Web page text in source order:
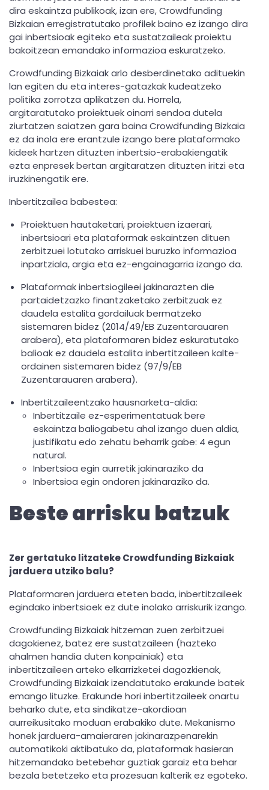
dira eskaintza publikoak, izan ere, Crowdfunding
Bizkaian erregistratutako profilek baino ez izango dira
gai inbertsioak egiteko eta sustatzaileak proiektu
bakoitzean emandako informazioa eskuratzeko.
Crowdfunding Bizkaiak arlo desberdinetako adituekin
lan egiten du eta interes-gatazkak kudeatzeko
politika zorrotza aplikatzen du. Horrela,
argitaratutako proiektuek oinarri sendoa dutela
ziurtatzen saiatzen gara baina Crowdfunding Bizkaia
ez da inola ere erantzule izango bere plataformako
kideek hartzen dituzten inbertsio-erabakiengatik
ezta enpresek bertan argitaratzen dituzten iritzi eta
iruzkinengatik ere.
Inbertitzailea babestea:
Proiektuen hautaketari, proiektuen izaerari,
inbertsioari eta plataformak eskaintzen dituen
zerbitzuei lotutako arriskuei buruzko informazioa
inpartziala, argia eta ez-engainagarria izango da.
Plataformak inbertsiogileei jakinarazten die
partaidetzazko finantzaketako zerbitzuak ez
daudela estalita gordailuak bermatzeko
sistemaren bidez (2014/49/EB Zuzentarauaren
arabera), eta plataformaren bidez eskuratutako
balioak ez daudela estalita inbertitzaileen kalte-
ordainen sistemaren bidez (97/9/EB
Zuzentarauaren arabera).
Inbertitzaileentzako hausnarketa-aldia:
Inbertitzaile ez-esperimentatuak bere
eskaintza baliogabetu ahal izango duen aldia,
justifikatu edo zehatu beharrik gabe: 4 egun
natural.
Inbertsioa egin aurretik jakinaraziko da
Inbertsioa egin ondoren jakinaraziko da.
Beste arrisku batzuk
Zer gertatuko litzateke Crowdfunding Bizkaiak
jarduera utziko balu?
Plataformaren jarduera eteten bada, inbertitzaileek
egindako inbertsioek ez dute inolako arriskurik izango.
Crowdfunding Bizkaiak hitzeman zuen zerbitzuei
dagokienez, batez ere sustatzaileen (hazteko
ahalmen handia duten konpainiak) eta
inbertitzaileen arteko elkarrizketei dagozkienak,
Crowdfunding Bizkaiak izendatutako erakunde batek
emango lituzke. Erakunde hori inbertitzaileek onartu
beharko dute, eta sindikatze-akordioan
aurreikusitako moduan erabakiko dute. Mekanismo
honek jarduera-amaieraren jakinarazpenarekin
automatikoki aktibatuko da, plataformak hasieran
hitzemandako betebehar guztiak garaiz eta behar
bezala betetzeko eta prozesuan kalterik ez egoteko.